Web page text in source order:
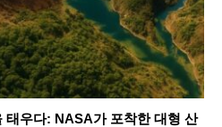
태우다: NASA가 포착한 대형 산